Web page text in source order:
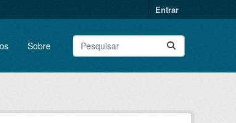
Entrar
Sobre